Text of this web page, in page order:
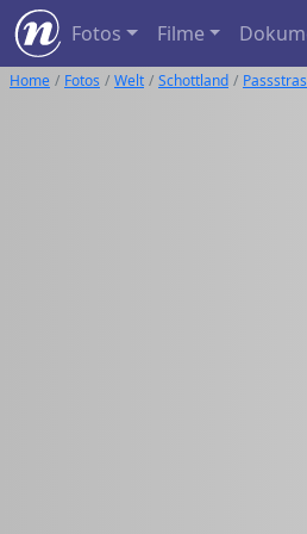
Fotos Filme
Home Fotos Welt Schottland